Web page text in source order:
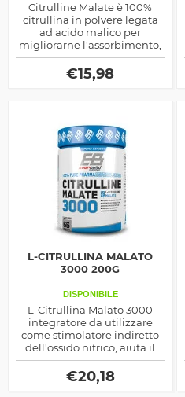
Citrulline Malate è 100%
citrullina in polvere legata
ad acido malico per
migliorarne l'assorbimento,
indicata per la produzione di
ossido nitrico e
somatotropina naturali
€15,98
L-CITRULLINA MALATO
3000 200G
DISPONIBILE
L-Citrullina Malato 3000
integratore da utilizzare
come stimolatore indiretto
dell'ossido nitrico, aiuta il
pompaggio ed intensifica la
prestazione di potenza fin
dal primo utilizzo
€20,18